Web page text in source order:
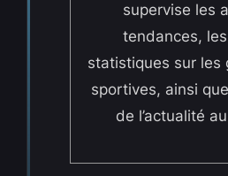
supervise les
tendances,
statistiques sur les
sportives, ainsi
de l’actualité